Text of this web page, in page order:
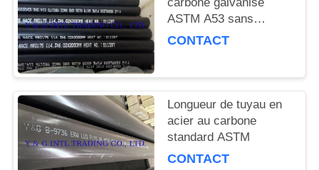
SITE
PRIVACY
POLICY
ASTM A53 sans
soudure pour le
CONTACT
Longueur de tuyau en
acier au carbone
standard ASTM
CONTACT